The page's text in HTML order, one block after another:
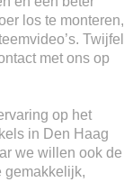
los te monteren,
Twijfel
met ons op
op het
in Den Haag
we willen ook de
gemakkelijk,